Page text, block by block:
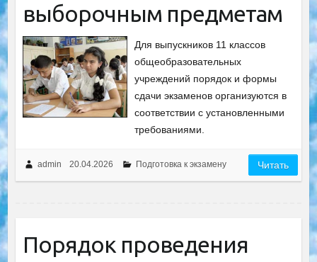
выборочным предметам
Для выпускников 11 классов
общеобразовательных
учреждений порядок и формы
сдачи экзаменов организуются в
соответствии с установленными
требованиями.
admin 20.04.2026 Подготовка к экзамену Читать
Порядок проведения